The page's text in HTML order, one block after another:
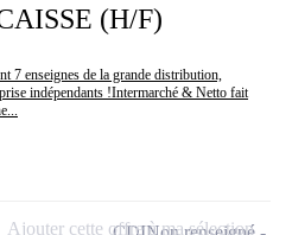
(H/F)
7 enseignes de la grande distribution,
indépendants !Intermarché & Netto fait
Ajouter cette offre à ma sélection